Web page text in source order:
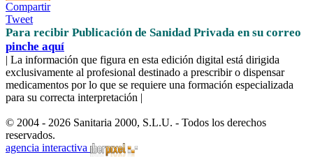
Compartir
Tweet
Para recibir Publicación de Sanidad Privada en su correo
pinche aquí
| La información que figura en esta edición digital está dirigida
exclusivamente al profesional destinado a prescribir o dispensar
medicamentos por lo que se requiere una formación especializada
para su correcta interpretación |
© 2004 - 2026 Sanitaria 2000, S.L.U. - Todos los derechos
reservados.
agencia interactiva